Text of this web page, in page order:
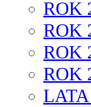
ROK
ROK
ROK
ROK